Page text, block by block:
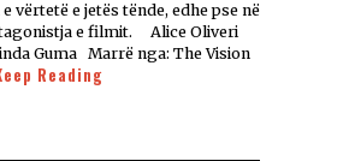
vërtetë e jetës tënde, edhe pse në
e filmit. Alice Oliveri
Guma Marrë nga: The Vision
Reading